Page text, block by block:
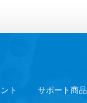
ト サポート商品